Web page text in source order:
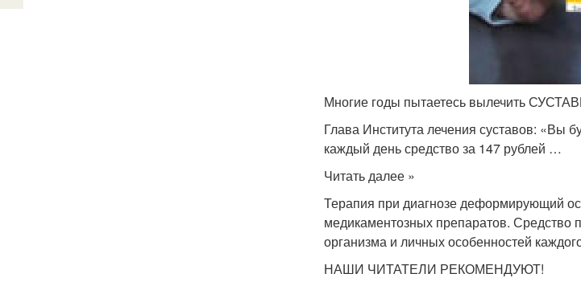
Многие годы пытаетесь вылечить
Глава Института лечения суставов: «Вы
каждый день средство за 147 рублей …
Читать далее »
Терапия при диагнозе деформирующий
медикаментозных препаратов. Средство
организма и личных особенностей
НАШИ ЧИТАТЕЛИ РЕКОМЕНДУЮТ!